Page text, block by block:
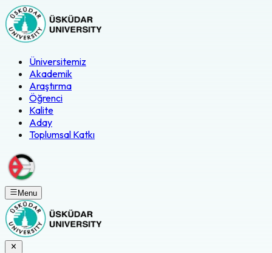
Üniversitemiz
Akademik
Araştırma
Öğrenci
Kalite
Aday
Toplumsal Katkı
Menu